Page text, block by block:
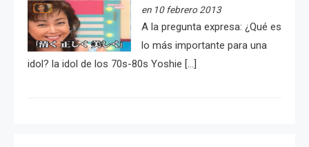
en 10 febrero 2013
A la pregunta expresa: ¿Qué es
lo más importante para una
idol? la idol de los 70s-80s Yoshie […]